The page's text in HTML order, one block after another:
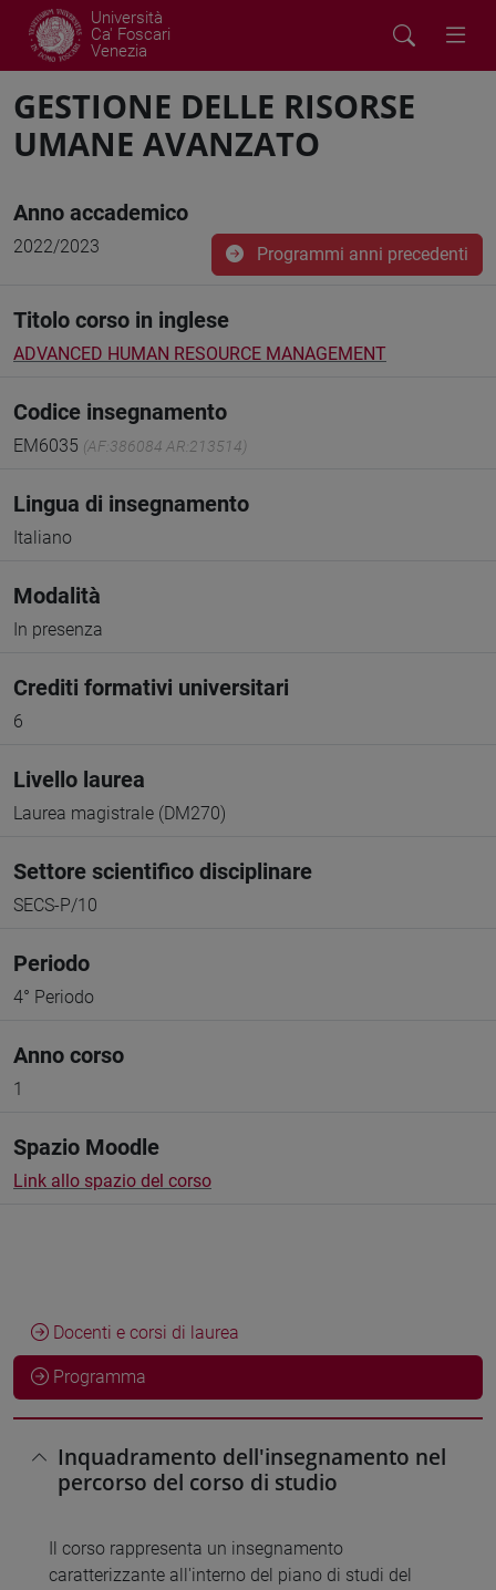
Università
Ca' Foscari
Venezia
GESTIONE DELLE RISORSE
UMANE AVANZATO
Anno accademico
2022/2023 Programmi anni precedenti
Titolo corso in inglese
ADVANCED HUMAN RESOURCE MANAGEMENT
Codice insegnamento
EM6035 (AF:386084 AR:213514)
Lingua di insegnamento
Italiano
Modalità
In presenza
Crediti formativi universitari
6
Livello laurea
Laurea magistrale (DM270)
Settore scientifico disciplinare
SECS-P/10
Periodo
4° Periodo
Anno corso
1
Spazio Moodle
Link allo spazio del corso
Docenti e corsi di laurea
Programma
Inquadramento dell'insegnamento nel
percorso del corso di studio
Il corso rappresenta un insegnamento
caratterizzante all'interno del piano di studi del